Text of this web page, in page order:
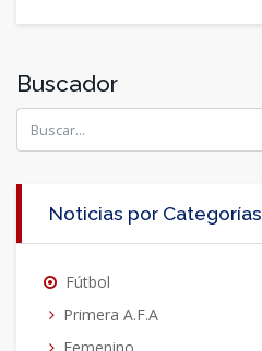
Buscador
Noticias por Categorías
Fútbol
Primera A.F.A